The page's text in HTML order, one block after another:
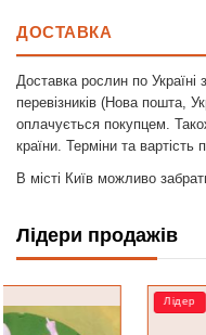
ДОСТАВКА
Доставка рослин по
перевізників (Нова пошта,
оплачується покупцем.
країни. Терміни та вартість
В місті Київ можливо
Лідери продажів